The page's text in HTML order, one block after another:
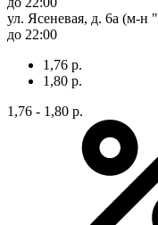
ул. Ясеневая, д. 6а (м-н
до 22:00
1,76 р.
1,80 р.
1,76 - 1,80 р.